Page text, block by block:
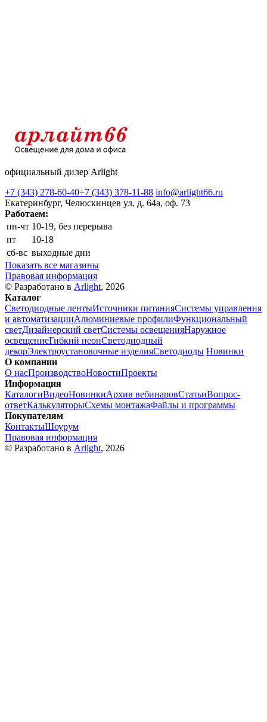
официальный дилер Arlight
+7 (343) 278-60-40+7 (343) 378-11-88 info@arlight66.ru
Екатеринбург, Челюскинцев ул, д. 64а, оф. 73
Работаем:
пн-чт 10-19, без перерыва
пт
10-18
сб-вс выходные дни
Показать все магазины
Правовая информация
© Разработано в Arlight, 2026
Каталог
Светодиодные лентыИсточники питанияСистемы управления
и автоматизацииАлюминиевые профилиФункциональный
светДизайнерский светСистемы освещенияНаружное
освещениеГибкий неонСветодиодный
декорЭлектроустановочные изделияСветодиоды Новинки
О компании
О насПроизводствоНовостиПроекты
Информация
КаталогиВидеоНовинкиАрхив вебинаровСтатьиВопрос-
ответКалькуляторыСхемы монтажаФайлы и программы
Покупателям
КонтактыШоурум
Правовая информация
© Разработано в Arlight, 2026